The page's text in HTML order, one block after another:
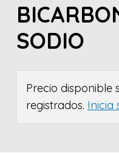
SODIO
Precio disponible
registrados. Inicia